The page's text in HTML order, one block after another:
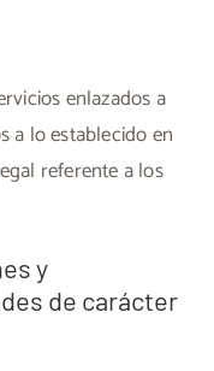
enlazados a
a lo establecido en
referente a los
y
de carácter